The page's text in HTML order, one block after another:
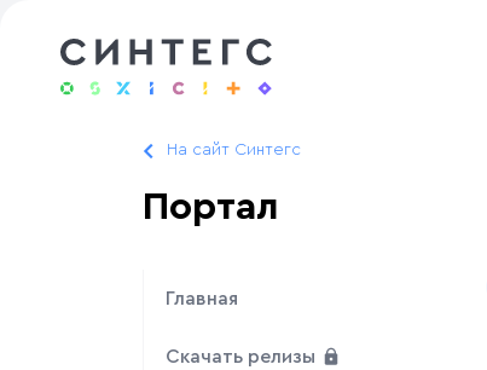
На сайт Синтегс
Портал
Главная
Скачать релизы